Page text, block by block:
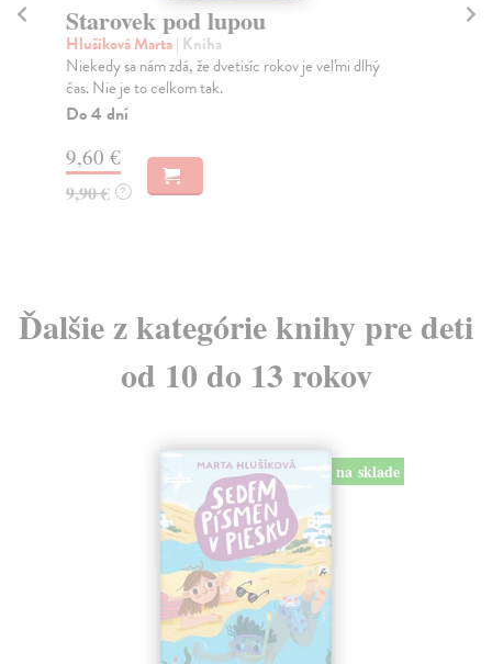
Starovek pod lupou
Hlušíková Marta| Kniha
Niekedy sa nám zdá, že dvetisíc rokov je veľmi dlhý
čas. Nie je to celkom tak.
Do 4 dní
9,60 €
9,90 € ?
Ďalšie z kategórie knihy pre deti
od 10 do 13 rokov
na sklade